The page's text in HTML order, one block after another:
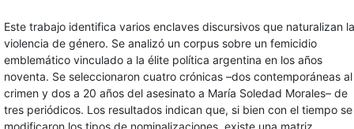
Este trabajo identifica varios enclaves discursivos que naturalizan la
violencia de género. Se analizó un corpus sobre un femicidio
emblemático vinculado a la élite política argentina en los años
noventa. Se seleccionaron cuatro crónicas –dos contemporáneas al
crimen y dos a 20 años del asesinato a María Soledad Morales– de
tres periódicos. Los resultados indican que, si bien con el tiempo se
modificaron los tipos de nominalizaciones, existe una matriz